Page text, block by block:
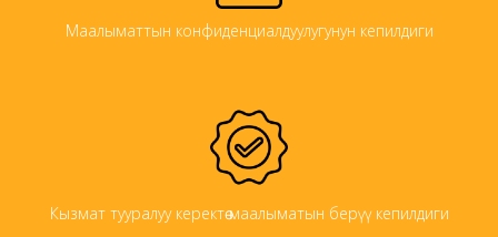
Маалыматтын конфиденциалдуулугунун кепилдиги
Кызмат тууралуу керектөө маалыматын берүү кепилдиги